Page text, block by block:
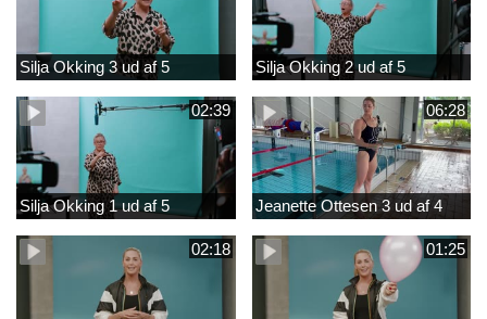
Silja Okking 3 ud af 5 Silja Okking 2 ud af 5
02:39
Silja Okking 1 ud af 5
06:28
Jeanette Ottesen 3 ud af 4
02:18 01:25